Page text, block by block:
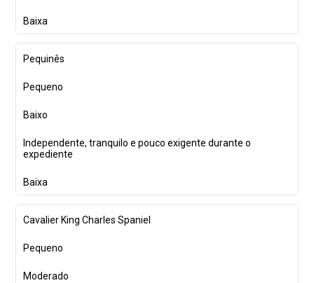
Baixa
Pequinês
Pequeno
Baixo
Independente, tranquilo e pouco exigente durante o
expediente
Baixa
Cavalier King Charles Spaniel
Pequeno
Moderado